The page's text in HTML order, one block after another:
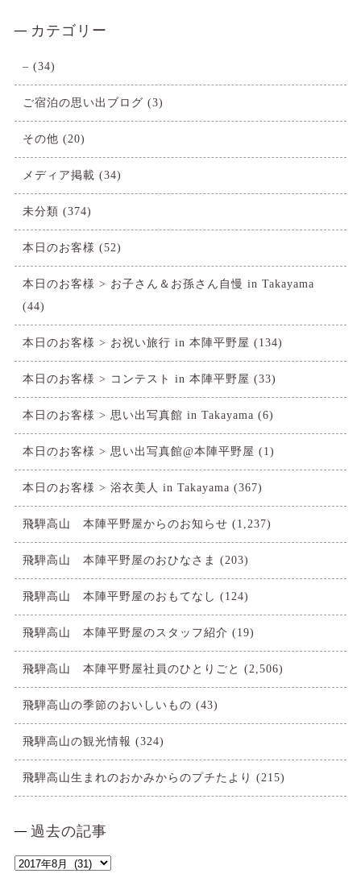
カテゴリー
– (34)
ご宿泊の思い出ブログ (3)
その他 (20)
メディア掲載 (34)
未分類 (374)
本日のお客様 (52)
本日のお客様 > お子さん＆お孫さん自慢 in Takayama
(44)
本日のお客様 > お祝い旅行 in 本陣平野屋 (134)
本日のお客様 > コンテスト in 本陣平野屋 (33)
本日のお客様 > 思い出写真館 in Takayama (6)
本日のお客様 > 思い出写真館@本陣平野屋 (1)
本日のお客様 > 浴衣美人 in Takayama (367)
飛騨高山 本陣平野屋からのお知らせ (1,237)
飛騨高山 本陣平野屋のおひなさま (203)
飛騨高山 本陣平野屋のおもてなし (124)
飛騨高山 本陣平野屋のスタッフ紹介 (19)
飛騨高山 本陣平野屋社員のひとりごと (2,506)
飛騨高山の季節のおいしいもの (43)
飛騨高山の観光情報 (324)
飛騨高山生まれのおかみからのプチたより (215)
過去の記事
過